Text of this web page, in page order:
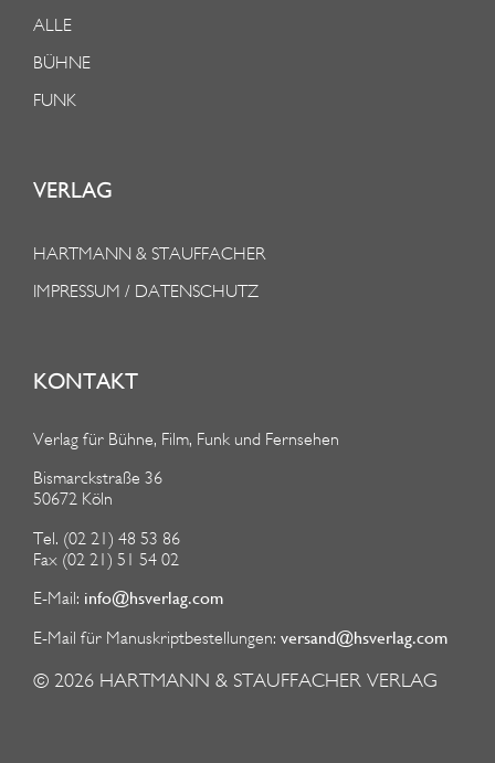
ALLE
BÜHNE
FUNK
VERLAG
HARTMANN & STAUFFACHER
IMPRESSUM / DATENSCHUTZ
KONTAKT
Verlag für Bühne, Film, Funk und Fernsehen
Bismarckstraße 36
50672 Köln
Tel. (02 21) 48 53 86
Fax (02 21) 51 54 02
E-Mail: info@hsverlag.com
E-Mail für Manuskriptbestellungen: versand@hsverlag.com
© 2026 HARTMANN & STAUFFACHER VERLAG